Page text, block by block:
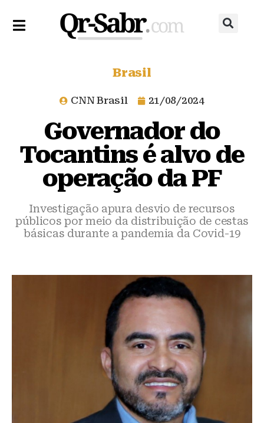
Brasil
CNN Brasil 21/08/2024
Governador do
Tocantins é alvo de
operação da PF
Investigação apura desvio de recursos
públicos por meio da distribuição de cestas
básicas durante a pandemia da Covid-19